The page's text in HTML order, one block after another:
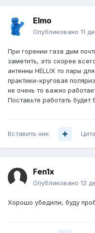
Elmo
Опубликовано 11
При горении газа дым
заметить, это скорее
антенны HELLIX то пары
практики-круговая
не очень то важно
Поставьте работать будет
Вставить ник
Fen1x
Опубликовано 12
Хорошо убедили, буду